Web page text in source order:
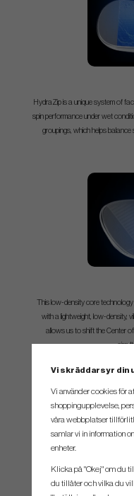
HydraZip is a unique system of
spin performance under wet
groupings, which helps balance
This low-density core
with a lightweight, low-density,
allows us to shift the Center
Vi skräddarsyr din
Vi använder cookies för
shoppingupplevelse,
våra webbplatser
samlar vi in information
enheter.
Klicka på "Okej" om du
du tillåter och vilka du